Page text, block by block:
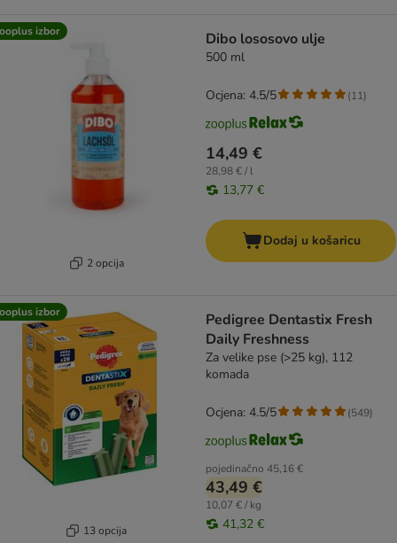
izbor
2 opcija
Dibo lososovo ulje
500 ml
14,49 €
28,98 € / l
13,77 €
Ocjena: 4.5/5 (11)
Dodaj u košaricu
izbor
13 opcija
Pedigree Dentastix Fresh
Daily Freshness
Za velike pse (>25 kg), 112
komada
pojedinačno 45,16 €
43,49 €
10,07 € / kg
41,32 €
Ocjena: 4.5/5 (549)